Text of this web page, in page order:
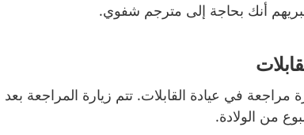
أنك بحاجة إلى مترجم شفوي.
مراجعة في عيادة القابلات. تتم زيارة المراجعة بعد